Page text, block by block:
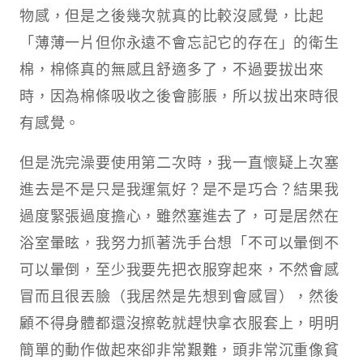
物感，但是之後幾次就真的比較沒感覺，比起
「薄薄一片但你永遠不會忘記它的存在」的衛生
棉，棉條真的無感且舒適多了，不過要拔出來
時，因為棉條吸收之後會膨脹，所以拔出來時很
有感覺。
但是洗完澡要使用第二次時，我一直懷疑上次塞
進去是不是只是我運氣好？是不是巧合？結果我
過度緊張過度擔心，雖然塞進去了，可是居然在
浴室暈眩，我努力抓著洗手台想「不可以暈倒不
可以暈倒，至少我要先把衣服穿起來，不然會感
冒而且很丟臉（我居然是先想到會感冒），然後
顧不得身體都還沒擦乾就趕快拿衣服套上，明明
簡單的動作做起來卻非常艱難，頭非常沉重像貧